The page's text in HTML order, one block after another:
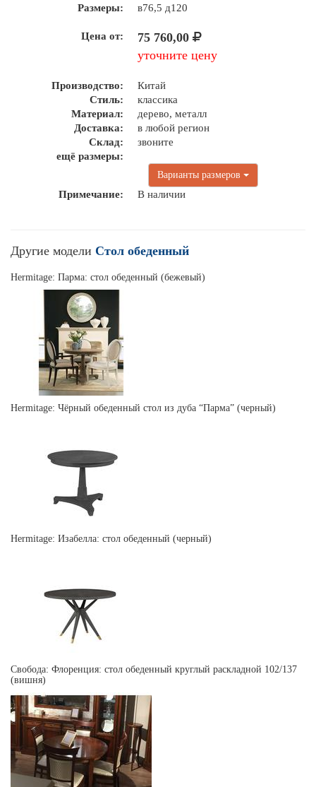
Размеры:
в76,5 д120
Цена от:
75 760,00
уточните цену
Производство:
Китай
Стиль:
классика
Материал:
дерево, металл
Доставка:
в любой регион
Склад:
звоните
ещё размеры:
Варианты размеров
Примечание: В наличии
Другие модели Стол обеденный
Hermitage: Парма: стол обеденный (бежевый)
Hermitage: Чёрный обеденный стол из дуба “Парма” (черный)
Hermitage: Изабелла: стол обеденный (черный)
Свобода: Флоренция: стол обеденный круглый раскладной 102/137
(вишня)